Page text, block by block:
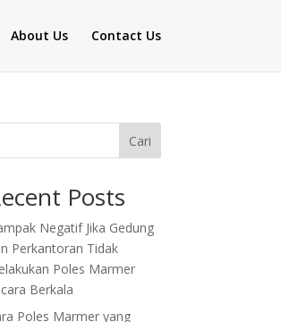
About Us Contact Us
Cari
Posts
Negatif Jika Gedung
Perkantoran Tidak
Poles Marmer
Berkala
Poles Marmer yang